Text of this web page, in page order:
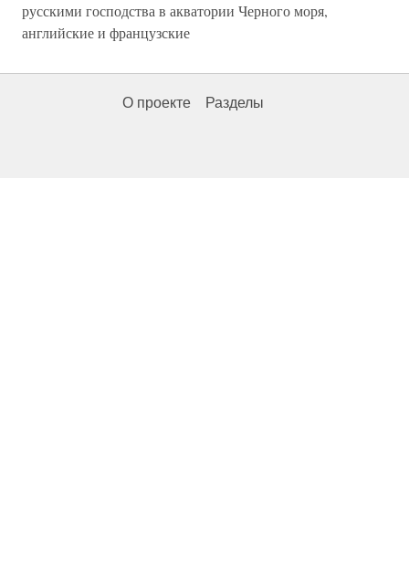
русскими господства в акватории Черного моря,
английские и французские
О проекте Разделы